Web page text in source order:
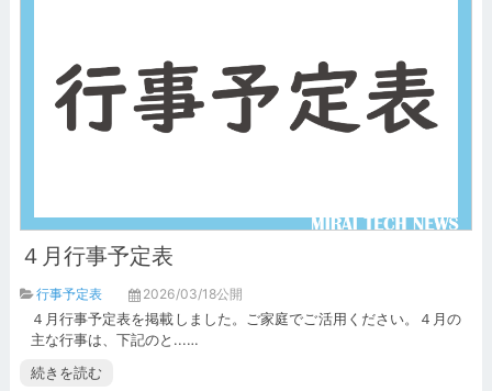
４月行事予定表
行事予定表
2026/03/18公開
４月行事予定表を掲載しました。ご家庭でご活用ください。４月の
主な行事は、下記のと...…
続きを読む